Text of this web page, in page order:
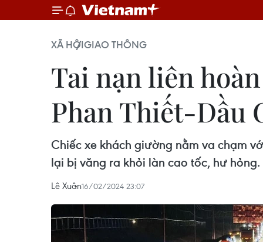
XÃ HỘIGIAO THÔNG
Tai nạn liên
Phan Thiết-Dầu
Chiếc xe khách giường nằm va chạm
lại bị văng ra khỏi làn cao tốc, hư hỏng.
Lê Xuân16/02/2024 23:07